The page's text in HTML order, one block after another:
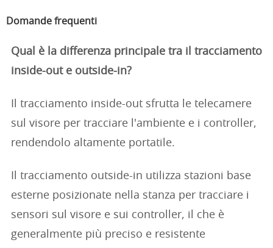
Domande frequenti
Qual è la differenza principale tra il tracciamento
inside-out e outside-in?
Il tracciamento inside-out sfrutta le telecamere
sul visore per tracciare l'ambiente e i controller,
rendendolo altamente portatile.
Il tracciamento outside-in utilizza stazioni base
esterne posizionate nella stanza per tracciare i
sensori sul visore e sui controller, il che è
generalmente più preciso e resistente